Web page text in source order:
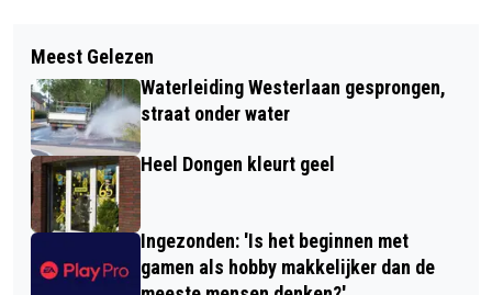
KABINET BESLUIT VANDAAG OF
SCHOLEN NA KERSTVAKANTIE WEER
OPENGAAN
ZATERDAG GEEN REPAIR CAFÉ
DONGEN
Meest Gelezen
Waterleiding Westerlaan gesprongen,
straat onder water
Heel Dongen kleurt geel
Ingezonden: 'Is het beginnen met
gamen als hobby makkelijker dan de